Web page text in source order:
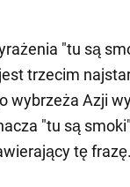
"tu są
trzecim
wybrzeża Azji
"tu są
tę